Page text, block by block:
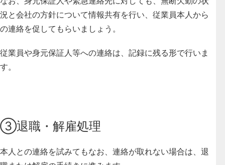
況と会社の方針について情報共有を行い、従業員本人から
の連絡を促してもらいましょう。
従業員や身元保証人等への連絡は、記録に残る形で行いま
す。
③退職・解雇処理
本人との連絡を試みてもなお、連絡が取れない場合は、退